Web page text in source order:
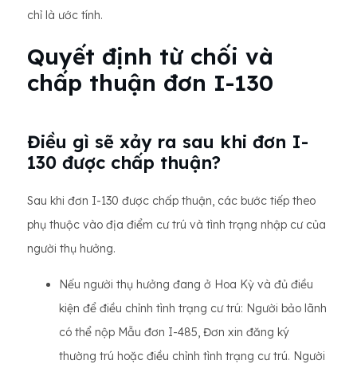
chỉ là ước tính.
Quyết định từ chối và
chấp thuận đơn I-130
Điều gì sẽ xảy ra sau khi đơn I-
130 được chấp thuận?
Sau khi đơn I-130 được chấp thuận, các bước tiếp theo
phụ thuộc vào địa điểm cư trú và tình trạng nhập cư của
người thụ hưởng.
Nếu người thụ hưởng đang ở Hoa Kỳ và đủ điều
kiện để điều chỉnh tình trạng cư trú: Người bảo lãnh
có thể nộp Mẫu đơn I-485, Đơn xin đăng ký
thường trú hoặc điều chỉnh tình trạng cư trú. Người